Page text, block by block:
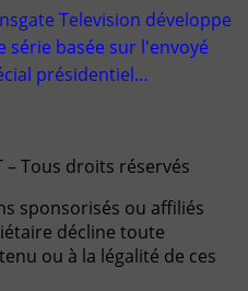
Television développe
série basée sur l'envoyé
présidentiel…
– Tous droits réservés
sponsorisés ou affiliés
décline toute
ou à la légalité de ces